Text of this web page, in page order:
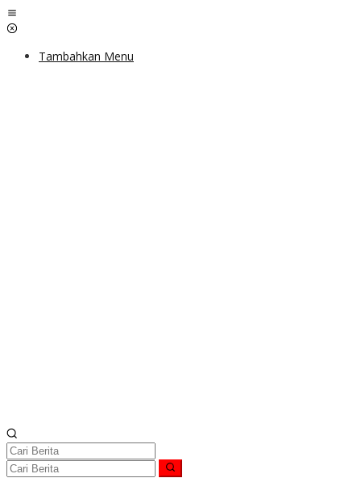
Lewati
ke
Tambahkan Menu